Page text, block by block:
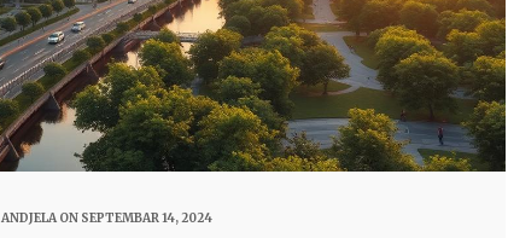
ANDJELAON SEPTEMBAR 14, 2024